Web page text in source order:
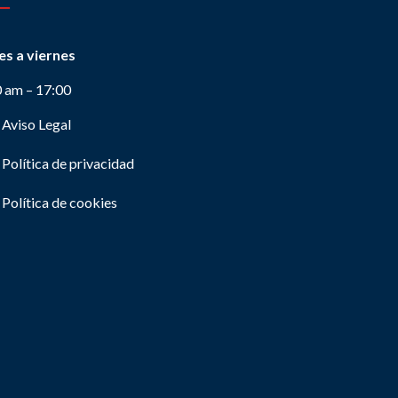
a viernes
am – 17:00
Aviso Legal
Política de privacidad
Política de cookies